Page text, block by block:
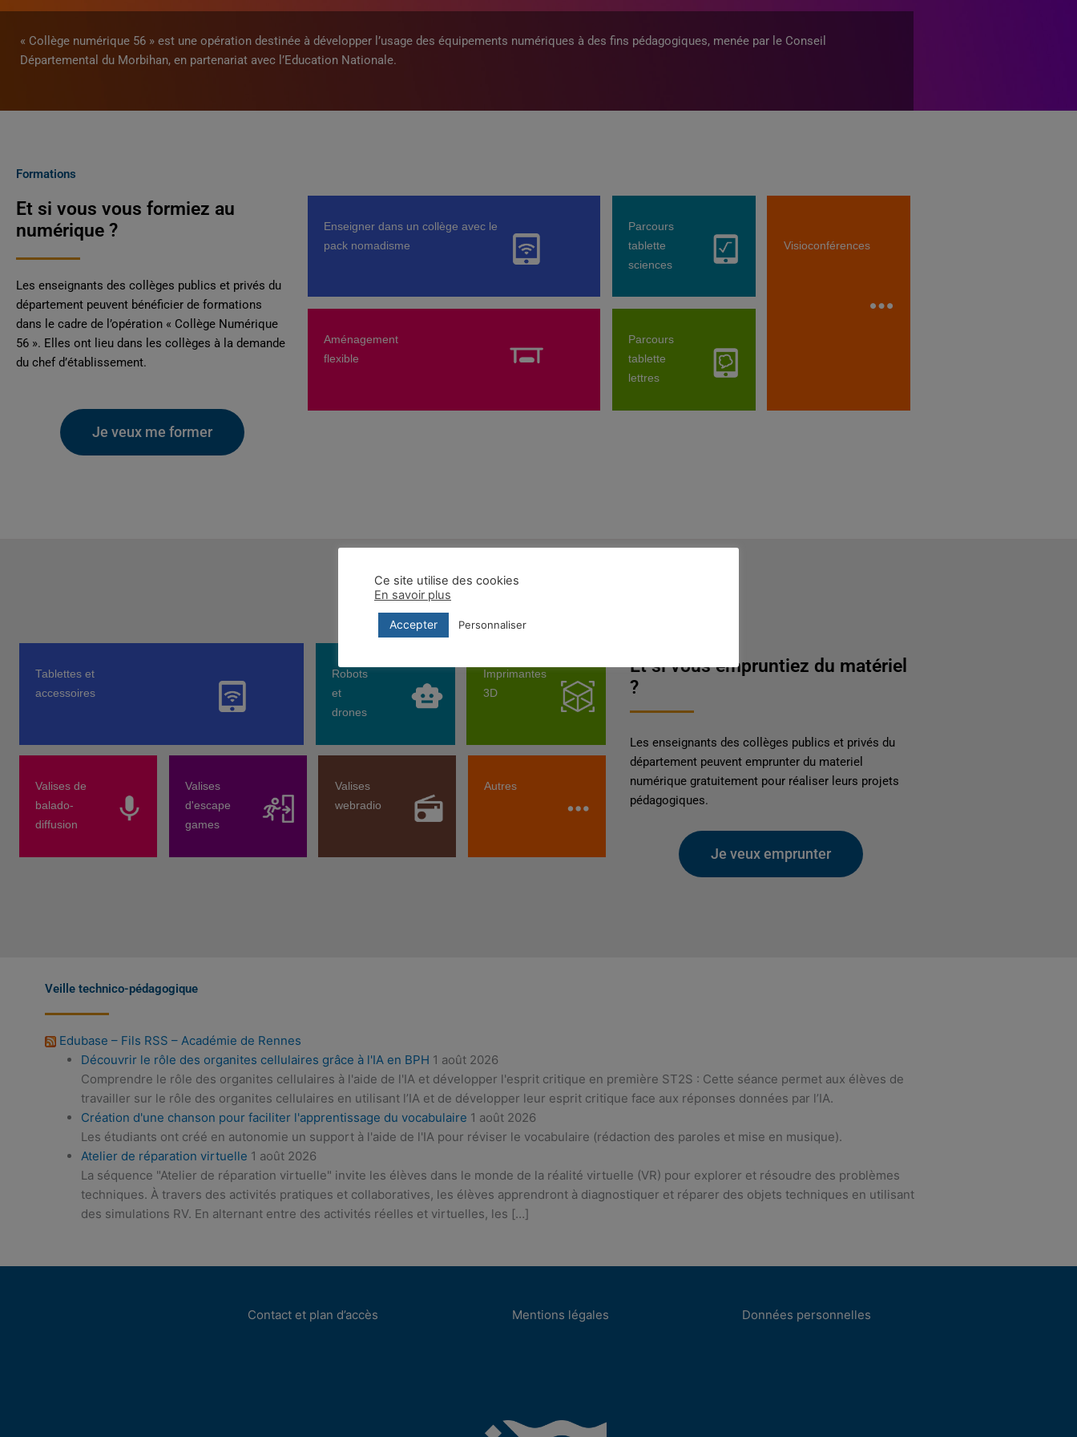
« Collège numérique 56 » est une opération destinée à développer l’usage des équipements numériques à des fins pédagogiques, menée par le Conseil
Départemental du Morbihan, en partenariat avec l’Education Nationale.
Formations
Et si vous vous formiez au
numérique ?
Les enseignants des collèges publics et privés du
département peuvent bénéficier de formations
dans le cadre de l’opération « Collège Numérique
56 ». Elles ont lieu dans les collèges à la demande
du chef d’établissement.
Je veux me former
Enseigner dans un collège avec le
pack nomadisme
Parcours
tablette
sciences
Aménagement
flexible
Parcours
tablette
lettres
Visioconférences
Tablettes et
accessoires
Robots
et
drones
Imprimantes
3D
Valises de
balado-
diffusion
Valises
d'escape
games
Valises
webradio
Autres
Et si vous empruntiez du matériel
?
Les enseignants des collèges publics et privés du
département peuvent emprunter du materiel
numérique gratuitement pour réaliser leurs projets
pédagogiques.
Je veux emprunter
Veille technico-pédagogique
Edubase – Fils RSS – Académie de Rennes
Découvrir le rôle des organites cellulaires grâce à l'IA en BPH 1 août 2026
Comprendre le rôle des organites cellulaires à l'aide de l'IA et développer l'esprit critique en première ST2S : Cette séance permet aux élèves de
travailler sur le rôle des organites cellulaires en utilisant l’IA et de développer leur esprit critique face aux réponses données par l’IA.
Création d'une chanson pour faciliter l'apprentissage du vocabulaire 1 août 2026
Les étudiants ont créé en autonomie un support à l'aide de l'IA pour réviser le vocabulaire (rédaction des paroles et mise en musique).
Atelier de réparation virtuelle 1 août 2026
La séquence "Atelier de réparation virtuelle" invite les élèves dans le monde de la réalité virtuelle (VR) pour explorer et résoudre des problèmes
techniques. À travers des activités pratiques et collaboratives, les élèves apprendront à diagnostiquer et réparer des objets techniques en utilisant
des simulations RV. En alternant entre des activités réelles et virtuelles, les […]
Contact et plan d’accès Mentions légales Données personnelles
Ce site utilise des cookies
En savoir plus
Accepter Personnaliser